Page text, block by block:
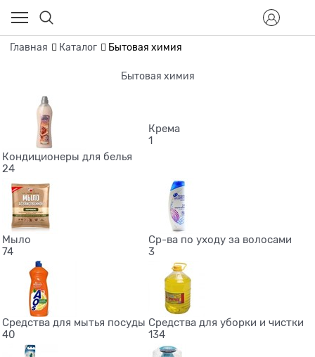
Главная Каталог Бытовая химия
Бытовая химия
Кондиционеры для белья
24
Крема
1
Мыло
74
Ср-ва по уходу за волосами
3
Средства для мытья посуды
40
Средства для уборки и чистки
134